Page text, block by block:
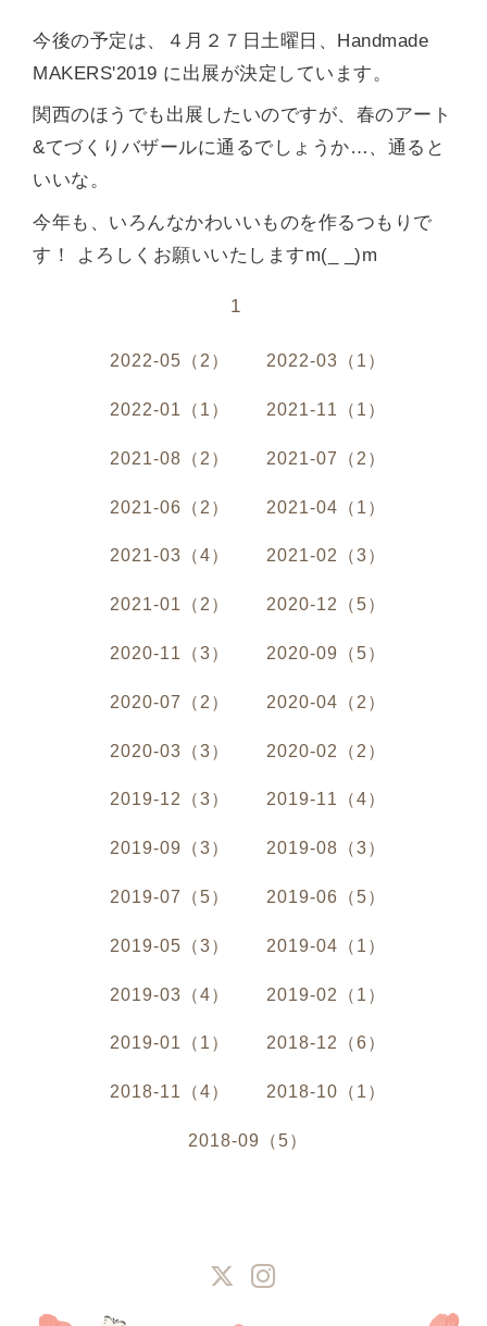
今後の予定は、４月２７日土曜日、Handmade
MAKERS'2019 に出展が決定しています。
関西のほうでも出展したいのですが、春のアート
&てづくりバザールに通るでしょうか…、通ると
いいな。
今年も、いろんなかわいいものを作るつもりで
す！ よろしくお願いいたしますm(_ _)m
1
2022-05（2） 2022-03（1）
2022-01（1） 2021-11（1）
2021-08（2） 2021-07（2）
2021-06（2） 2021-04（1）
2021-03（4） 2021-02（3）
2021-01（2） 2020-12（5）
2020-11（3） 2020-09（5）
2020-07（2） 2020-04（2）
2020-03（3） 2020-02（2）
2019-12（3） 2019-11（4）
2019-09（3） 2019-08（3）
2019-07（5） 2019-06（5）
2019-05（3） 2019-04（1）
2019-03（4） 2019-02（1）
2019-01（1） 2018-12（6）
2018-11（4） 2018-10（1）
2018-09（5）